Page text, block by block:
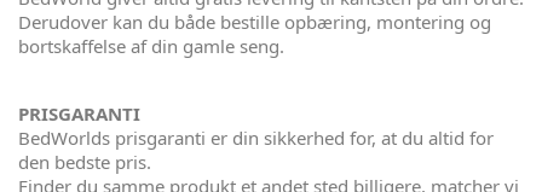
Derudover kan du både bestille opbæring, montering og
bortskaffelse af din gamle seng.
PRISGARANTI
BedWorlds prisgaranti er din sikkerhed for, at du altid for
den bedste pris.
Finder du samme produkt et andet sted billigere, matcher vi